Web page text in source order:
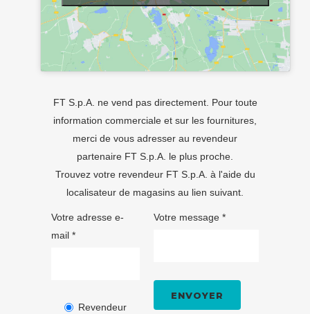
FT S.p.A. ne vend pas directement. Pour toute
information commerciale et sur les fournitures,
merci de vous adresser au revendeur
partenaire FT S.p.A. le plus proche.
Trouvez votre revendeur FT S.p.A. à l'aide du
localisateur de magasins au lien suivant.
Votre adresse e-
mail *
Revendeur
Votre message *